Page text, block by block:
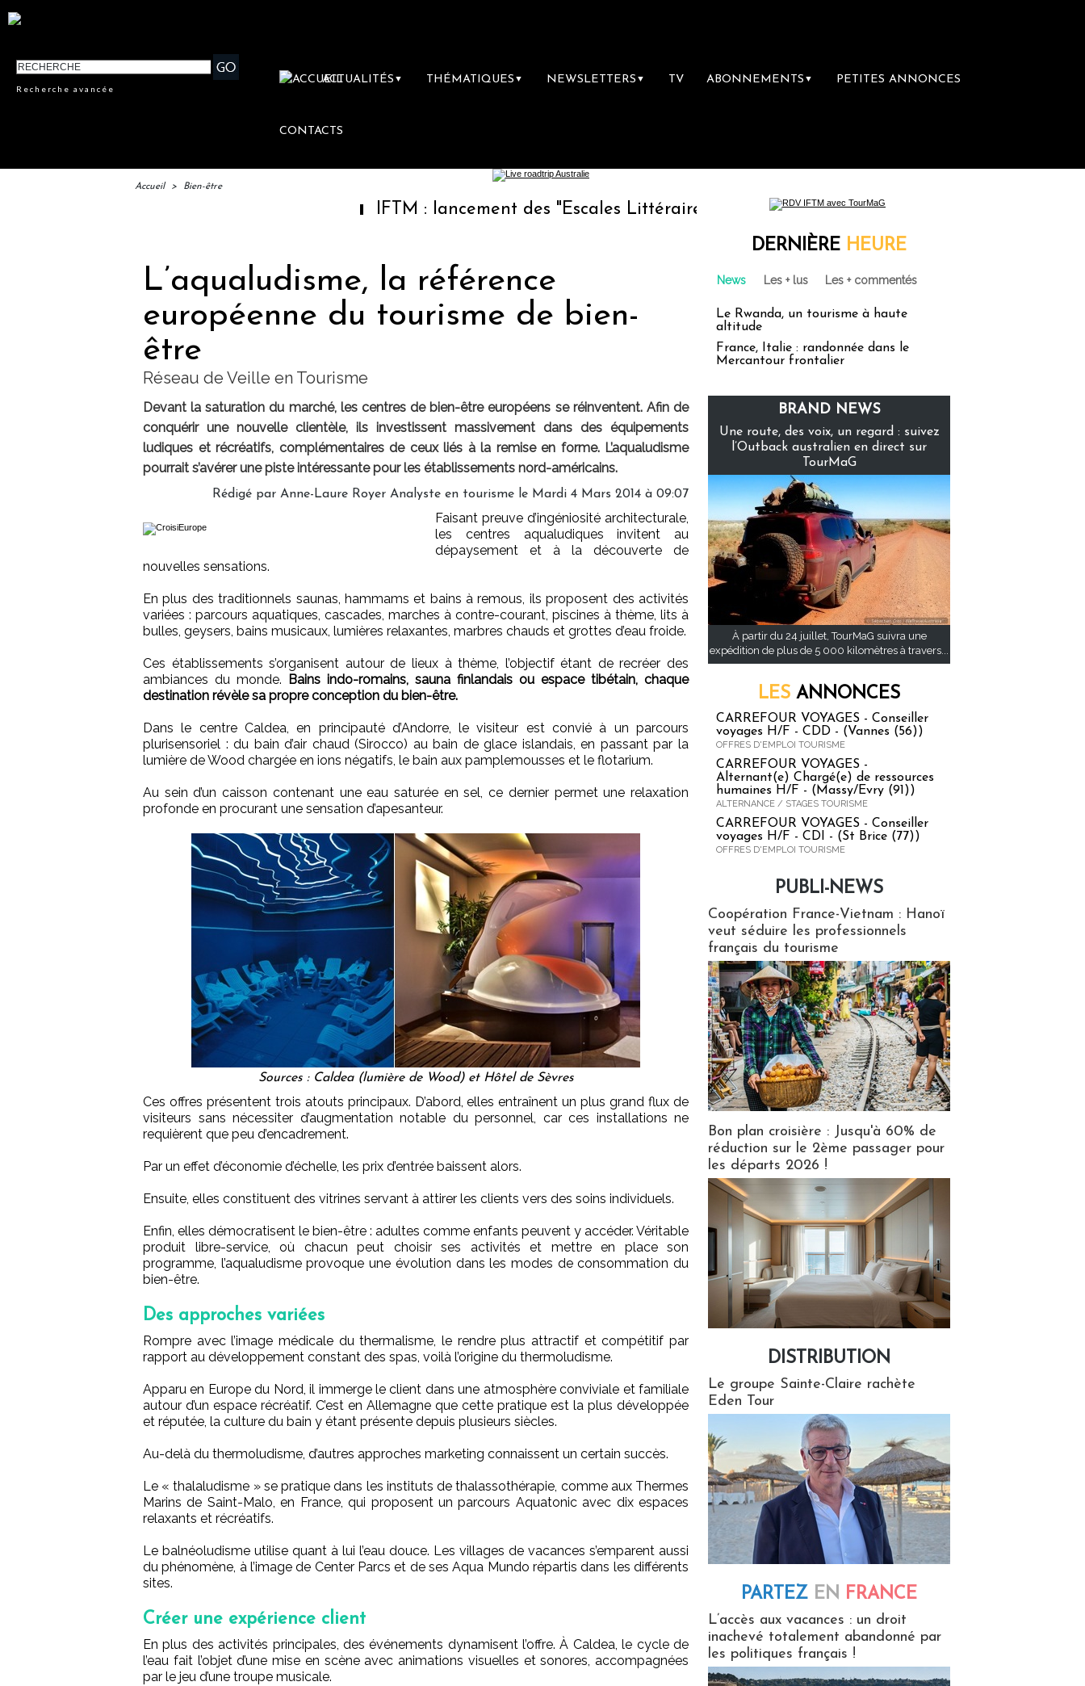
Recherche avancée
ACTUALITÉS ▼ THÉMATIQUES ▼ NEWSLETTERS ▼ TV ABONNEMENTS ▼ PETITES ANNONCES
CONTACTS
Accueil > Bien-être
IFTM : lancement des "Escales Littéraires", la première librairie du voyage
L’aqualudisme, la référence
européenne du tourisme de bien-
être
Réseau de Veille en Tourisme
Devant la saturation du marché, les centres de bien-être européens se réinventent. Afin de
conquérir une nouvelle clientèle, ils investissent massivement dans des équipements
ludiques et récréatifs, complémentaires de ceux liés à la remise en forme. L’aqualudisme
pourrait s’avérer une piste intéressante pour les établissements nord-américains.
Rédigé par Anne-Laure Royer Analyste en tourisme le Mardi 4 Mars 2014 à 09:07
Faisant preuve d’ingéniosité architecturale,
les centres aqualudiques invitent au
dépaysement et à la découverte de
nouvelles sensations.
En plus des traditionnels saunas, hammams et bains à remous, ils proposent des activités
variées : parcours aquatiques, cascades, marches à contre-courant, piscines à thème, lits à
bulles, geysers, bains musicaux, lumières relaxantes, marbres chauds et grottes d’eau froide.
Ces établissements s’organisent autour de lieux à thème, l’objectif étant de recréer des
ambiances du monde. Bains indo-romains, sauna finlandais ou espace tibétain, chaque
destination révèle sa propre conception du bien-être.
Dans le centre Caldea, en principauté d’Andorre, le visiteur est convié à un parcours
plurisensoriel : du bain d’air chaud (Sirocco) au bain de glace islandais, en passant par la
lumière de Wood chargée en ions négatifs, le bain aux pamplemousses et le flotarium.
Au sein d’un caisson contenant une eau saturée en sel, ce dernier permet une relaxation
profonde en procurant une sensation d’apesanteur.
Sources : Caldea (lumière de Wood) et Hôtel de Sèvres
Ces offres présentent trois atouts principaux. D’abord, elles entraînent un plus grand flux de
visiteurs sans nécessiter d’augmentation notable du personnel, car ces installations ne
requièrent que peu d’encadrement.
Par un effet d’économie d’échelle, les prix d’entrée baissent alors.
Ensuite, elles constituent des vitrines servant à attirer les clients vers des soins individuels.
Enfin, elles démocratisent le bien-être : adultes comme enfants peuvent y accéder. Véritable
produit libre-service, où chacun peut choisir ses activités et mettre en place son
programme, l’aqualudisme provoque une évolution dans les modes de consommation du
bien-être.
Des approches variées
Rompre avec l’image médicale du thermalisme, le rendre plus attractif et compétitif par
rapport au développement constant des spas, voilà l’origine du thermoludisme.
Apparu en Europe du Nord, il immerge le client dans une atmosphère conviviale et familiale
autour d’un espace récréatif. C’est en Allemagne que cette pratique est la plus développée
et réputée, la culture du bain y étant présente depuis plusieurs siècles.
Au-delà du thermoludisme, d’autres approches marketing connaissent un certain succès.
Le « thalaludisme » se pratique dans les instituts de thalassothérapie, comme aux Thermes
Marins de Saint-Malo, en France, qui proposent un parcours Aquatonic avec dix espaces
relaxants et récréatifs.
Le balnéoludisme utilise quant à lui l’eau douce. Les villages de vacances s’emparent aussi
du phénomène, à l’image de Center Parcs et de ses Aqua Mundo répartis dans les différents
sites.
Créer une expérience client
En plus des activités principales, des événements dynamisent l’offre. À Caldea, le cycle de
l’eau fait l’objet d’une mise en scène avec animations visuelles et sonores, accompagnées
par le jeu d’une troupe musicale.
DERNIÈRE HEURE
News Les + lus Les + commentés
Le Rwanda, un tourisme à haute
altitude
France, Italie : randonnée dans le
Mercantour frontalier
BRAND NEWS
Une route, des voix, un regard : suivez
l’Outback australien en direct sur
TourMaG
À partir du 24 juillet, TourMaG suivra une
expédition de plus de 5 000 kilomètres à travers...
LES ANNONCES
CARREFOUR VOYAGES - Conseiller
voyages H/F - CDD - (Vannes (56))
OFFRES D'EMPLOI TOURISME
CARREFOUR VOYAGES -
Alternant(e) Chargé(e) de ressources
humaines H/F - (Massy/Evry (91))
ALTERNANCE / STAGES TOURISME
CARREFOUR VOYAGES - Conseiller
voyages H/F - CDI - (St Brice (77))
OFFRES D'EMPLOI TOURISME
PUBLI-NEWS
Coopération France-Vietnam : Hanoï
veut séduire les professionnels
français du tourisme
Bon plan croisière : Jusqu'à 60% de
réduction sur le 2ème passager pour
les départs 2026 !
DISTRIBUTION
Le groupe Sainte-Claire rachète
Eden Tour
PARTEZ EN FRANCE
L’accès aux vacances : un droit
inachevé totalement abandonné par
les politiques français !